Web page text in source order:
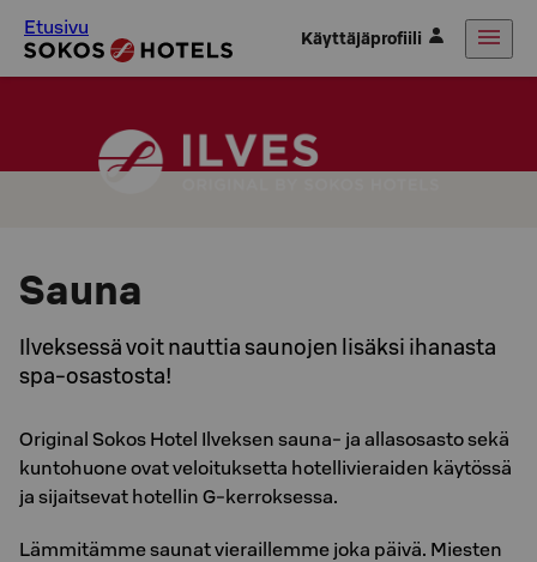
Etusivu Käyttäjäprofiili
Sauna
Ilveksessä voit nauttia saunojen lisäksi ihanasta
spa-osastosta!
Original Sokos Hotel Ilveksen sauna- ja allasosasto sekä
kuntohuone ovat veloituksetta hotellivieraiden käytössä
ja sijaitsevat hotellin G-kerroksessa.
Lämmitämme saunat vieraillemme joka päivä. Miesten